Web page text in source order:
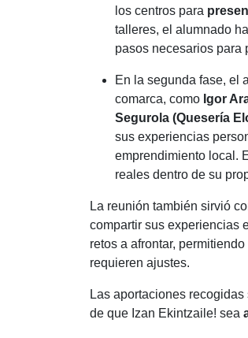
los centros para
talleres, el alumnado
pasos necesarios para
En la segunda fase, el
comarca, como Igor
Segurola (Quesería
sus experiencias
emprendimiento local.
reales dentro de su
La reunión también sirvió
compartir sus experiencias
retos a afrontar,
requieren ajustes.
Las aportaciones
de que Izan Ekintzaile! sea